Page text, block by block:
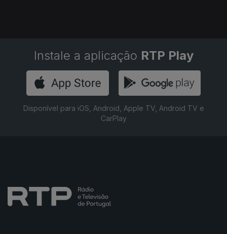
Instale a aplicação RTP Play
Disponível para iOS, Android, Apple TV, Android TV e
CarPlay